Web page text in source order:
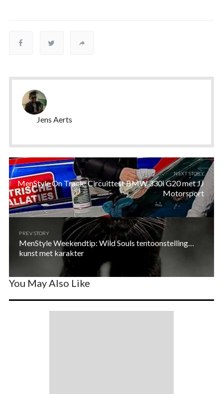
Jens Aerts
NEXT STORY
MenStyle On Track: Circuittest BMW 330i G20 met JJ
Motorsport
PREV STORY
MenStyle Weekendtip: Wild Souls tentoonstelling…
kunst met karakter
You May Also Like